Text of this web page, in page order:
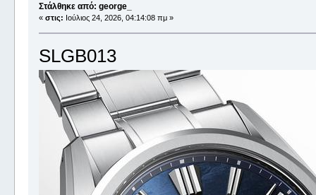
Στάλθηκε από: george_
« στις: Ιούλιος 24, 2026, 04:14:08 πμ »
SLGB013